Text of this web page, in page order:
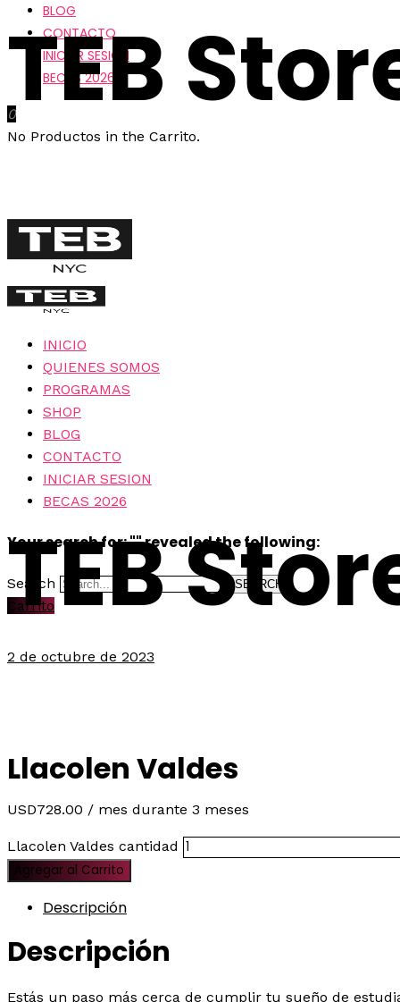
BLOG
CONTACTO
INICIAR SESION
BECAS 2026
0
No Productos in the Carrito.
TEB
INICIO
QUIENES SOMOS
PROGRAMAS
SHOP
BLOG
CONTACTO
INICIAR SESION
BECAS 2026
Your search for: "" revealed the following:
Search SEARCH
Carrito
TEB
2 de octubre de 2023
Llacolen Valdes
USD728.00 / mes durante 3 meses
Llacolen Valdes cantidad
Agregar al Carrito
Descripción
Descripción
Estás un paso más cerca de cumplir tu sueño de